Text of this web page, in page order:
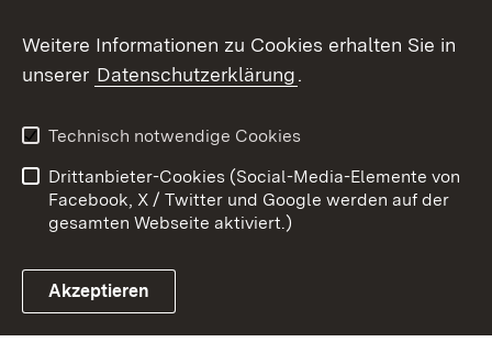
Link zum Landesportal
Kontakt
Datenschutz
Barrierefreiheit
Impressum Cookies
Weitere Informationen zu Cookies erhalten Sie in
unserer Datenschutzerklärung.
Technisch notwendige Cookies
Drittanbieter-Cookies (Social-Media-Elemente von
Facebook, X / Twitter und Google werden auf der
gesamten Webseite aktiviert.)
Akzeptieren